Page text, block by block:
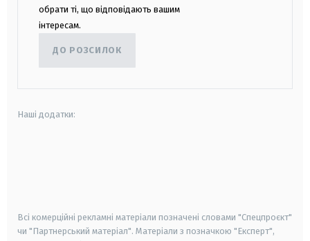
обрати ті, що відповідають вашим
інтересам.
ДО РОЗСИЛОК
Наші додатки:
Всі комерційні рекламні матеріали позначені словами "Спецпроєкт"
чи "Партнерський матеріал". Матеріали з позначкою "Експерт",